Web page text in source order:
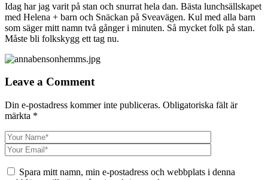
Idag har jag varit på stan och snurrat hela dan. Bästa lunchsällskapet
med Helena + barn och Snäckan på Sveavägen. Kul med alla barn
som säger mitt namn två gånger i minuten. Så mycket folk på stan.
Måste bli folkskygg ett tag nu.
Leave a Comment
Din e-postadress kommer inte publiceras. Obligatoriska fält är
märkta *
Spara mitt namn, min e-postadress och webbplats i denna